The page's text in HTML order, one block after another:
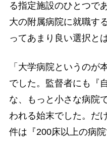
る指定施設のひとつで
大の附属病院に就職す
ってあまり良い選択と
「大学病院というのが
でした。監督者にも『
な、もっと小さな病院
われる始末でした。だ
件は『200床以上の病